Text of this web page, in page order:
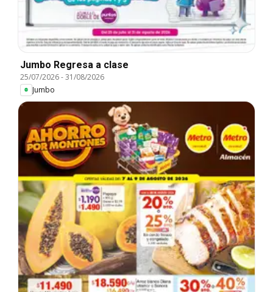
Jumbo Regresa a clase
25/07/2026-31/08/2026
Jumbo